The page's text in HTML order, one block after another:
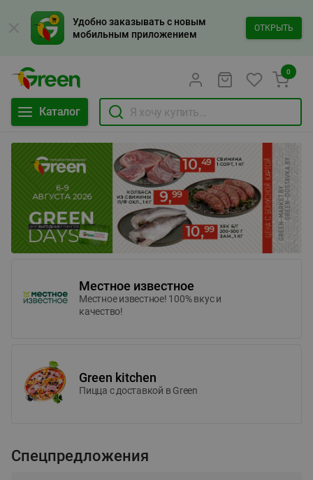
Удобно заказывать с новым
мобильным приложением
ОТКРЫТЬ
Каталог
0
Местное известное
Местное известное! 100% вкус и
качество!
Green kitchen
Пицца c доставкой в Green
Спецпредложения